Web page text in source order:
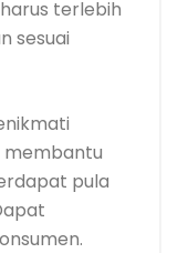
harus terlebih
sesuai
membantu
pula